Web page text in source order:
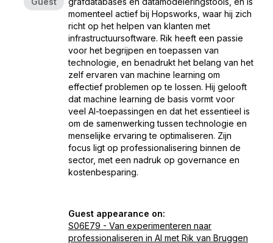
momenteel actief bij Hopsworks, waar hij zich
richt op het helpen van klanten met
infrastructuursoftware. Rik heeft een passie
voor het begrijpen en toepassen van
technologie, en benadrukt het belang van het
zelf ervaren van machine learning om
effectief problemen op te lossen. Hij gelooft
dat machine learning de basis vormt voor
veel AI-toepassingen en dat het essentieel is
om de samenwerking tussen technologie en
menselijke ervaring te optimaliseren. Zijn
focus ligt op professionalisering binnen de
sector, met een nadruk op governance en
kostenbesparing.
Guest appearance on:
S06E79 - Van experimenteren naar
professionaliseren in AI met Rik van Bruggen